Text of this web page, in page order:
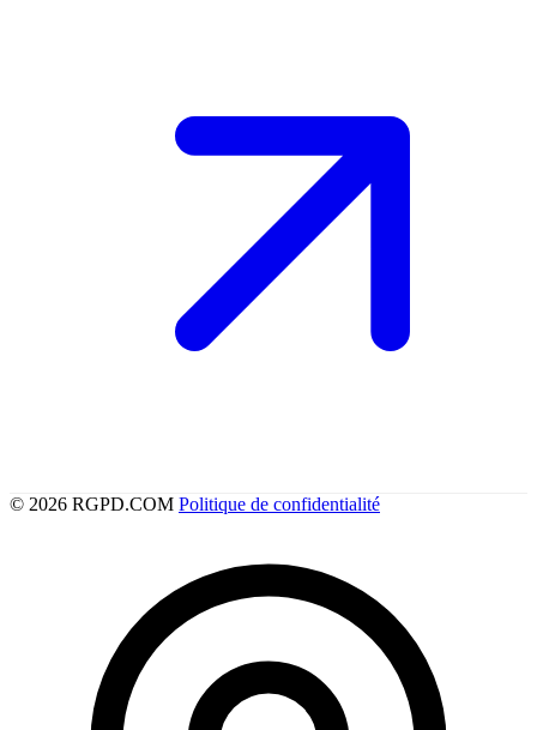
© 2026 RGPD.COM Politique de confidentialité